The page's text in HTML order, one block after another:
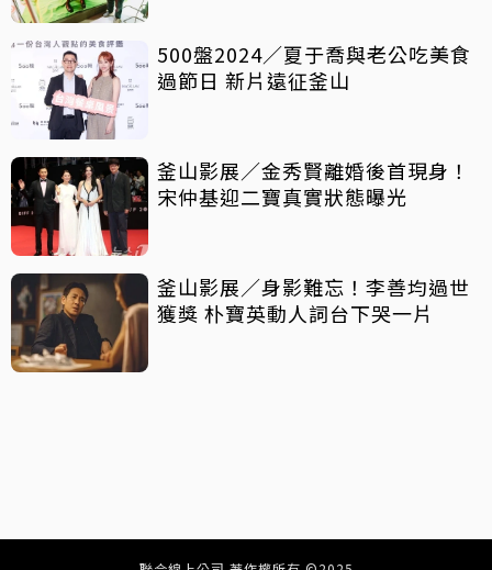
500盤2024／夏于喬與老公吃美食
過節日 新片遠征釜山
釜山影展／金秀賢離婚後首現身！
宋仲基迎二寶真實狀態曝光
釜山影展／身影難忘！李善均過世
獲獎 朴寶英動人詞台下哭一片